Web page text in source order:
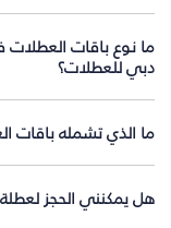
ما نوع باقات العطلات
دبي للعطلات؟
ما الذي تشمله باقات
هل يمكنني الحجز